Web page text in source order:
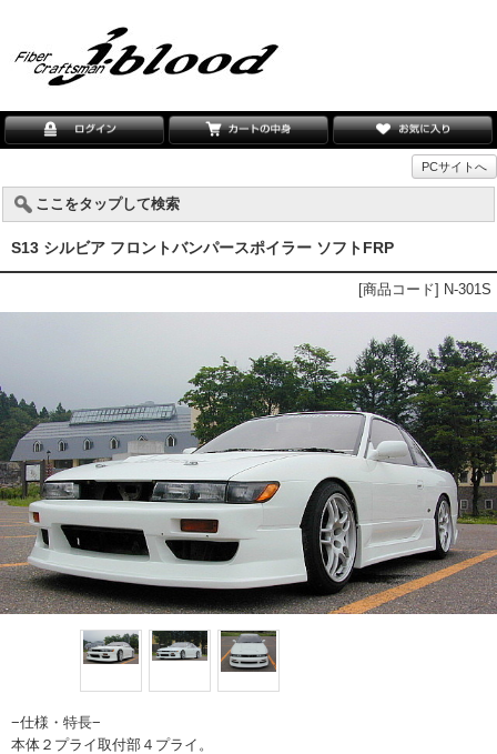
PCサイトへ
ここをタップして検索
S13 シルビア フロントバンパースポイラー ソフトFRP
[商品コード] N-301S
−仕様・特長−
本体２プライ取付部４プライ。